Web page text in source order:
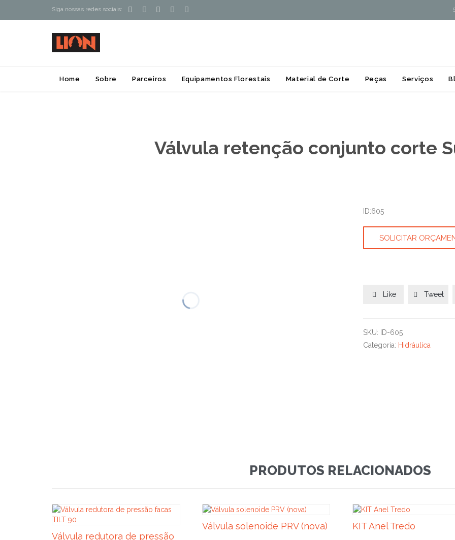
Siga nossas redes sociais:     
to
Home Sobre Parceiros Equipamentos Florestais Material de Corte Peças Serviços
Válvula retenção conjunto corte
ID:605
SOLICITAR
 Like  Tweet
SKU:
ID-605
Categoria: Hidráulica
PRODUTOS RELACIONADOS
Válvula redutora de pressão
Válvula solenoide PRV (nova) KIT Anel Tredo